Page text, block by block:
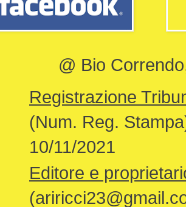
@ Bio
Registrazione
(Num. Reg.
10/11/2021
Editore e